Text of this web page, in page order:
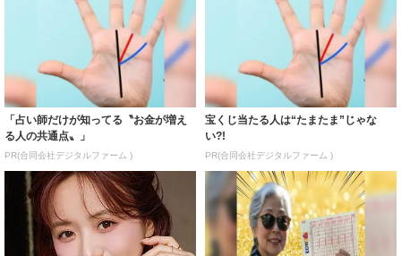
「占い師だけが知ってる〝お金が増え
る人の共通点〟」
PR(合同会社デジタルファーム )
宝くじ当たる人は“たまたま”じゃな
い?!
PR(合同会社デジタルファーム )